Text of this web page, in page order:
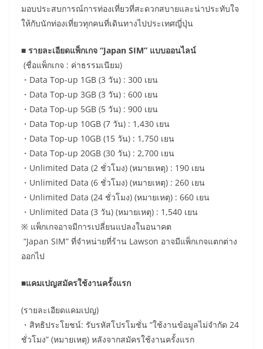
มอบประสบการณ์การท่องเที่ยวที่สะดวกสบายและน่าประทับใจ
ให้กับนักท่องเที่ยวทุกคนที่เดินทางไปประเทศญี่ปุ่น
■ รายละเอียดแพ็กเกจ “Japan SIM” แบบออนไลน์
(ชื่อแพ็กเกจ : ค่าธรรมเนียม)
・Data Top-up 1GB (3 วัน) : 300 เยน
・Data Top-up 3GB (3 วัน) : 600 เยน
・Data Top-up 5GB (5 วัน) : 900 เยน
・Data Top-up 10GB (7 วัน) : 1,430 เยน
・Data Top-up 10GB (15 วัน) : 1,750 เยน
・Data Top-up 20GB (30 วัน) : 2,700 เยน
・Unlimited Data (2 ชั่วโมง) (หมายเหตุ) : 190 เยน
・Unlimited Data (6 ชั่วโมง) (หมายเหตุ) : 260 เยน
・Unlimited Data (24 ชั่วโมง) (หมายเหตุ) : 660 เยน
・Unlimited Data (3 วัน) (หมายเหตุ) : 1,540 เยน
※ แพ็กเกจอาจมีการเปลี่ยนแปลงในอนาคต
“Japan SIM” ที่จำหน่ายที่ร้าน Lawson อาจมีแพ็กเกจแตกต่าง
ออกไป
■แคมเปญสมัครใช้งานครั้งแรก
(รายละเอียดแคมเปญ)
・สิทธิประโยชน์: รับรหัสโปรโมชั่น “ใช้งานข้อมูลไม่จำกัด 24
ชั่วโมง” (หมายเหตุ) หลังจากสมัครใช้งานครั้งแรก